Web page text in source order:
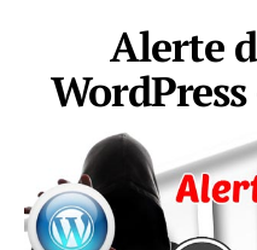
Alerte